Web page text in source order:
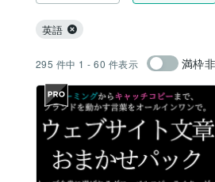
英語
295 件中 1 - 60 件表示 満枠